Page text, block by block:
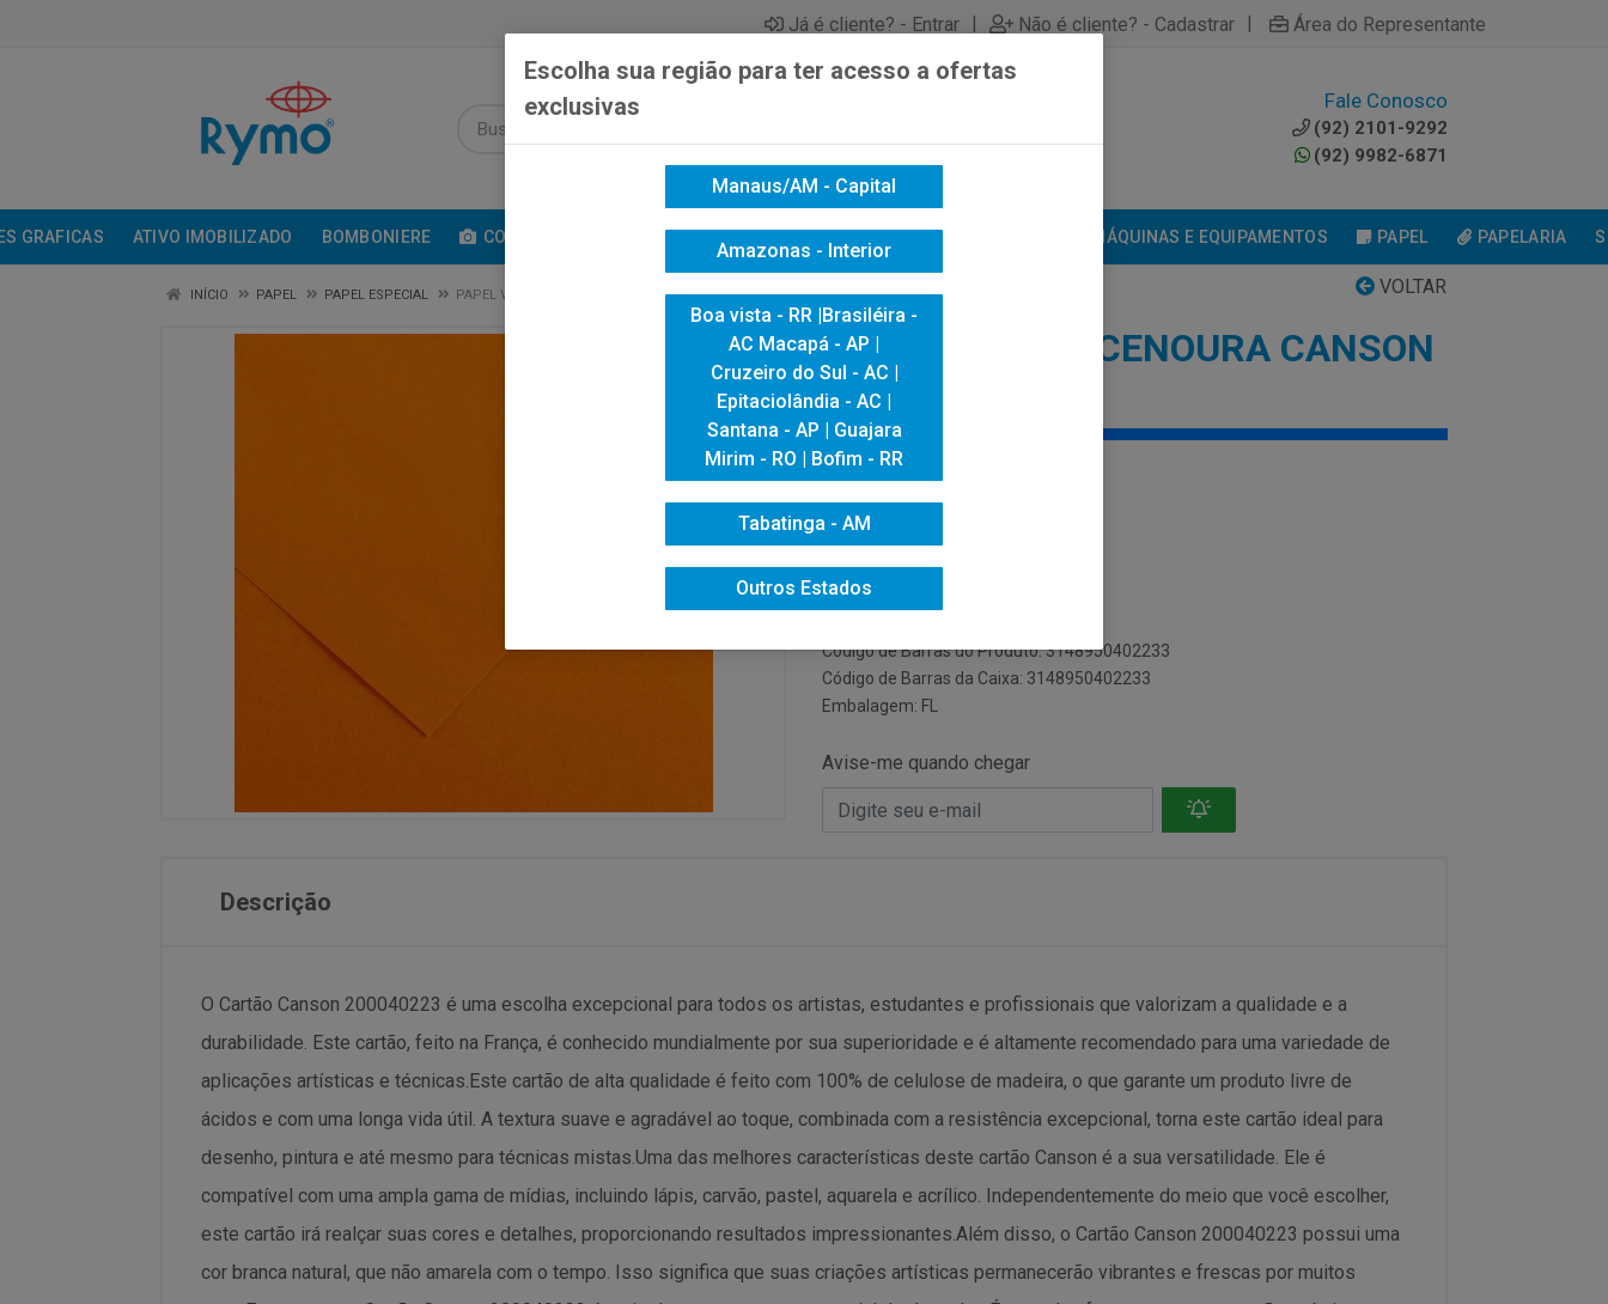
Já é cliente? - Entrar | Não é cliente? - Cadastrar | Área do Representante
Fale Conosco
(92) 2101-9292
(92) 9982-6871
GRAFICAS ATIVO IMOBILIZADO BOMBONIERE COMUNICACAO VISUAL INFORMÁTICA MÁQUINAS E EQUIPAMENTOS PAPEL PAPELARIA
VOLTAR
INÍCIO PAPEL PAPEL ESPECIAL PAPEL VIVALDI CENOURA CANSON 50X65 180GM
PAPEL VIVALDI CENOURA CANSON
50X65 180GM
Produto Esgotado
Código do Fabricante: C200040223
Código: 627
Código de Barras do Produto: 3148950402233
Código de Barras da Caixa: 3148950402233
Embalagem: FL
Avise-me quando chegar
Descrição
O Cartão Canson 200040223 é uma escolha excepcional para todos os artistas, estudantes e profissionais que valorizam a qualidade e a
durabilidade. Este cartão, feito na França, é conhecido mundialmente por sua superioridade e é altamente recomendado para uma variedade de
aplicações artísticas e técnicas.Este cartão de alta qualidade é feito com 100% de celulose de madeira, o que garante um produto livre de
ácidos e com uma longa vida útil. A textura suave e agradável ao toque, combinada com a resistência excepcional, torna este cartão ideal para
desenho, pintura e até mesmo para técnicas mistas.Uma das melhores características deste cartão Canson é a sua versatilidade. Ele é
compatível com uma ampla gama de mídias, incluindo lápis, carvão, pastel, aquarela e acrílico. Independentemente do meio que você escolher,
este cartão irá realçar suas cores e detalhes, proporcionando resultados impressionantes.Além disso, o Cartão Canson 200040223 possui uma
cor branca natural, que não amarela com o tempo. Isso significa que suas criações artísticas permanecerão vibrantes e frescas por muitos
Escolha sua região para ter acesso a ofertas
exclusivas
Manaus/AM - Capital
Amazonas - Interior
Boa vista - RR |Brasiléira -
AC Macapá - AP |
Cruzeiro do Sul - AC |
Epitaciolândia - AC |
Santana - AP | Guajara
Mirim - RO | Bofim - RR
Tabatinga - AM
Outros Estados